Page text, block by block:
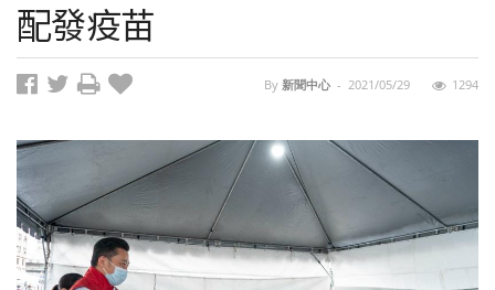
g
a
t
配發疫苗
By 新聞中心 - 2021/05/29 1294